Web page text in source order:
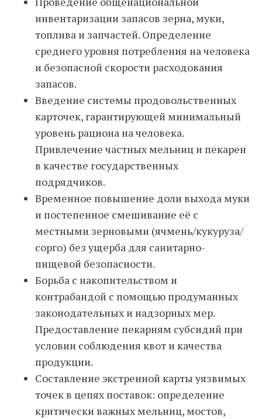
инвентаризации запасов зерна, муки,
топлива и запчастей. Определение
среднего уровня потребления на человека
и безопасной скорости расходования
запасов.
Введение системы продовольственных
карточек, гарантирующей минимальный
уровень рациона на человека.
Привлечение частных мельниц и пекарен
в качестве государственных
подрядчиков.
Временное повышение доли выхода муки
и постепенное смешивание её с
местными зерновыми (ячмень/кукуруза/
сорго) без ущерба для санитарно-
пищевой безопасности.
Борьба с накопительством и
контрабандой с помощью продуманных
законодательных и надзорных мер.
Предоставление пекарням субсидий при
условии соблюдения квот и качества
продукции.
Составление экстренной карты уязвимых
точек в цепях поставок: определение
критически важных мельниц, мостов,